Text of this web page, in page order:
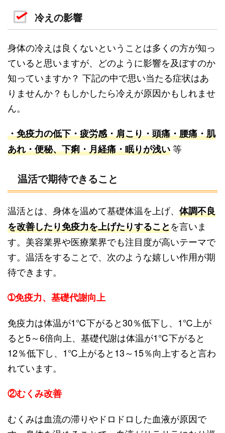
冷えの影響
身体の冷えは良くないということは多くの方が知っ
ていると思いますが、どのように影響を及ぼすのか
知っていますか？ 下記の中で思い当たる症状はあ
りませんか？もしかしたら冷えが原因かもしれませ
ん。
・免疫力の低下・疲労感・肩こり・頭痛・腰痛・肌
あれ・便秘、下痢・月経痛・眠りが浅い等
温活で期待できること
温活とは、身体を温めて基礎体温を上げ、 体調不良
を改善したり免疫力を上げたりすることを言いま
す。美容業界や医療業界でも注目度が高いテーマで
す。温活をすることで、次のような嬉しい作用が期
待できます。
➀免疫力、基礎代謝向上
免疫力は体温が1℃下がると30％低下し、1℃上が
ると5～6倍向上、基礎代謝は体温が1℃下がると
12％低下し、1℃上がると13～15％向上すると言わ
れています。
②むくみ改善
むくみは血流の滞りやドロドロした血液が原因で